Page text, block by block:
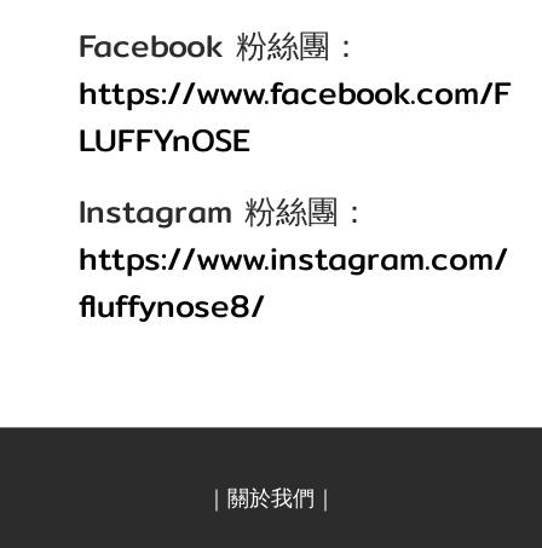
Facebook 粉絲團：
https://www.facebook.com/F
LUFFYnOSE
Instagram 粉絲團：
https://www.instagram.com/
fluffynose8/
｜關於我們｜